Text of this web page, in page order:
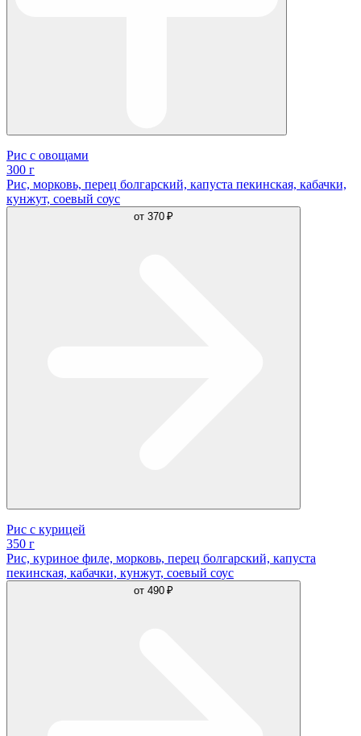
Рис с овощами
300 г
Рис, морковь, перец болгарский, капуста пекинская, кабачки,
кунжут, соевый соус
от 370 ₽
Рис с курицей
350 г
Рис, куриное филе, морковь, перец болгарский, капуста
пекинская, кабачки, кунжут, соевый соус
от 490 ₽